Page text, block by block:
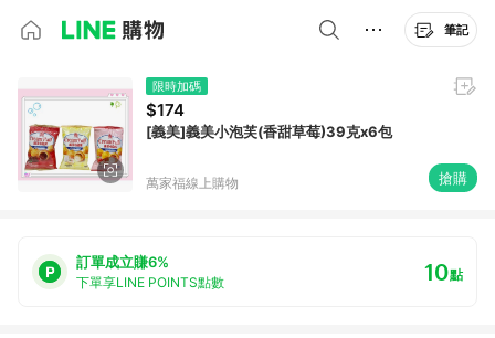
筆記
限時加碼
$174
[義美]義美小泡芙(香甜草莓)39克x6包
萬家福線上購物 搶購
訂單成立賺6%
下單享LINE POINTS點數 10點